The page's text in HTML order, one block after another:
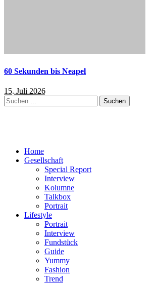
60 Sekunden bis Neapel
15. Juli 2026
Suchen
nach:
Home
Gesellschaft
Special Report
Interview
Kolumne
Talkbox
Portrait
Lifestyle
Portrait
Interview
Fundstück
Guide
Yummy
Fashion
Trend